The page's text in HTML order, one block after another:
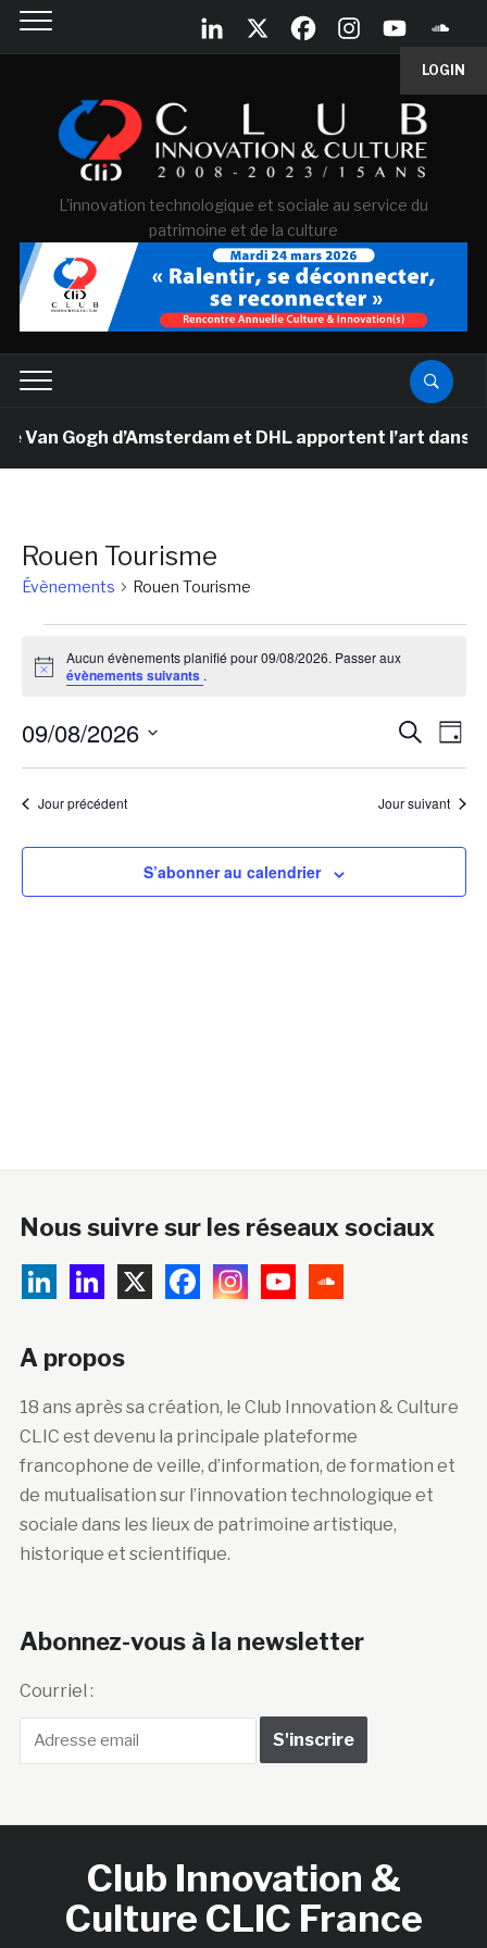
LOGIN
L'innovation technologique et sociale au service du
patrimoine et de la culture
Van Gogh d’Amsterdam et DHL apportent l’art dans
Rouen Tourisme
Évènements Rouen Tourisme
for
Notice
Aucun évènements planifié pour 09/08/2026. Passer aux
évènements suivants .
et
de
Jour
09/08/2026
Sélectionnez
uneJour précédent Jour suivant
S’abonner au calendrier
Nous suivre sur les réseaux sociaux
A propos
18 ans après sa création, le Club Innovation & Culture
CLIC est devenu la principale plateforme
francophone de veille, d’information, de formation et
de mutualisation sur l’innovation technologique et
sociale dans les lieux de patrimoine artistique,
historique et scientifique.
Abonnez-vous à la newsletter
Courriel :
Club Innovation &
Culture CLIC France